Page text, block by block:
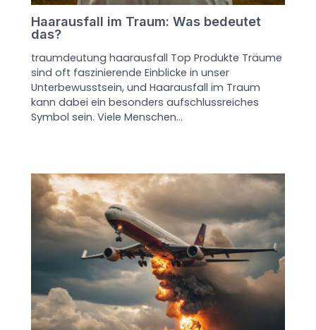
Haarausfall im Traum: Was bedeutet
das?
traumdeutung haarausfall Top Produkte Träume
sind oft faszinierende Einblicke in unser
Unterbewusstsein, und Haarausfall im Traum
kann dabei ein besonders aufschlussreiches
Symbol sein. Viele Menschen…